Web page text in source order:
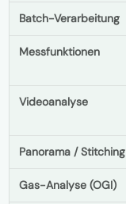
Batch-Verarbeitung
Messfunktionen
Videoanalyse
Panorama / Stitching
Gas-Analyse (OGI)